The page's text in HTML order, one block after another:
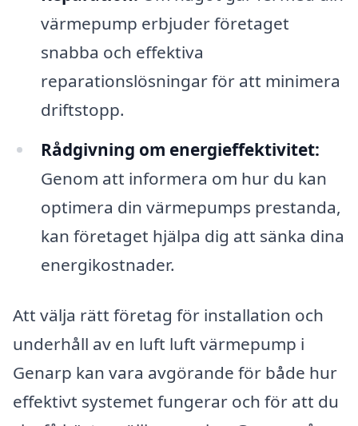
värmepump erbjuder företaget
snabba och effektiva
reparationslösningar för att minimera
driftstopp.
Rådgivning om energieffektivitet:
Genom att informera om hur du kan
optimera din värmepumps prestanda,
kan företaget hjälpa dig att sänka dina
energikostnader.
Att välja rätt företag för installation och
underhåll av en luft luft värmepump i
Genarp kan vara avgörande för både hur
effektivt systemet fungerar och för att du